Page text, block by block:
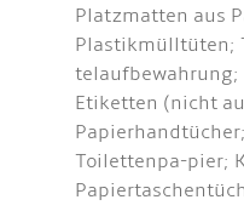
Platzmatten aus
Plastikmülltüten;
telaufbewahrung;
Etiketten (nicht
Toilettenpa-pier;